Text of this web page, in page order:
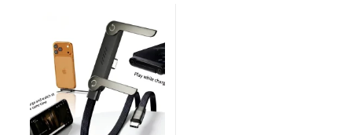
Smartphones et Tablettes